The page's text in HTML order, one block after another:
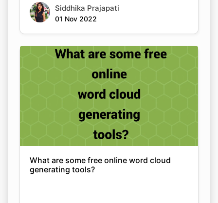
Siddhika Prajapati
01 Nov 2022
What are some free online word cloud
generating tools?